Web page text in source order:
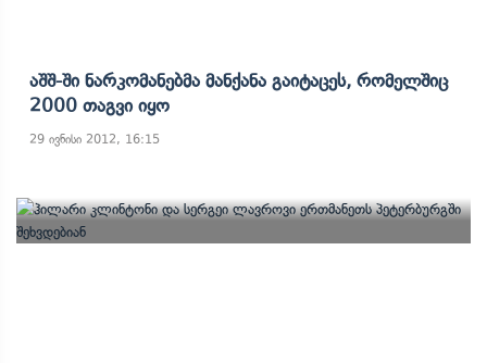
Აშშ-Ში Ნარკომანებმა Მანქანა Გაიტაცეს, Რომელშიც
2000 Თაგვი Იყო
29 ივნისი 2012, 16:15